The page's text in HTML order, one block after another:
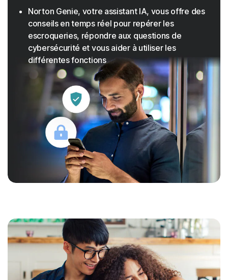
Norton Genie, votre assistant IA, vous offre des
conseils en temps réel pour repérer les
escroqueries, répondre aux questions de
cybersécurité et vous aider à utiliser les
différentes fonctions